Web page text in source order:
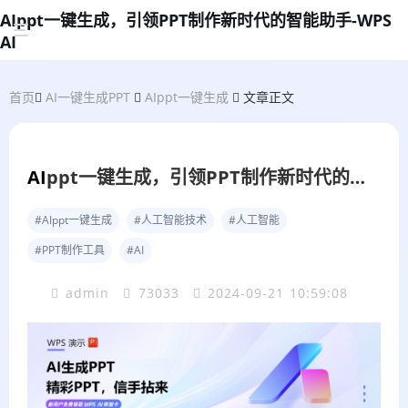
AIppt一键生成，引领PPT制作新时代的智能助手-WPS
AI
首页 AI一键生成PPT AIppt一键生成 文章正文
AIppt一键生成，引领PPT制作新时代的智能助手
#AIppt一键生成 #人工智能技术
#人工智能
#PPT制作工具
#AI
admin 73033 2024-09-21 10:59:08